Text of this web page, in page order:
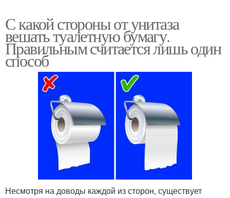
С какой стороны от унитаза
вешать туалетную бумагу.
Правильным считается лишь один
способ
Несмотря на доводы каждой из сторон, существует